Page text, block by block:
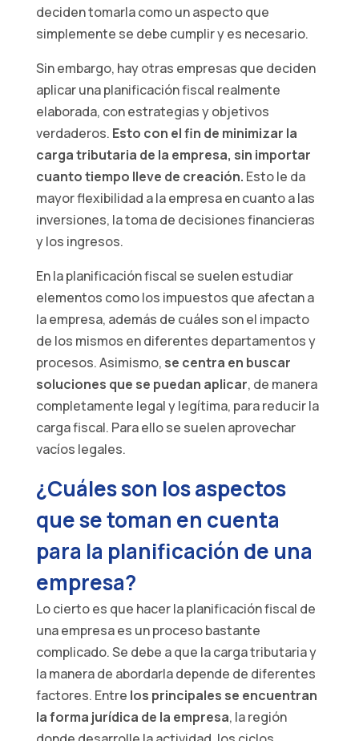
deciden tomarla como un aspecto que
simplemente se debe cumplir y es necesario.
Sin embargo, hay otras empresas que deciden
aplicar una planificación fiscal realmente
elaborada, con estrategias y objetivos
verdaderos. Esto con el fin de minimizar la
carga tributaria de la empresa, sin importar
cuanto tiempo lleve de creación. Esto le da
mayor flexibilidad a la empresa en cuanto a las
inversiones, la toma de decisiones financieras
y los ingresos.
En la planificación fiscal se suelen estudiar
elementos como los impuestos que afectan a
la empresa, además de cuáles son el impacto
de los mismos en diferentes departamentos y
procesos. Asimismo, se centra en buscar
soluciones que se puedan aplicar, de manera
completamente legal y legítima, para reducir la
carga fiscal. Para ello se suelen aprovechar
vacíos legales.
¿Cuáles son los aspectos
que se toman en cuenta
para la planificación de una
empresa?
Lo cierto es que hacer la planificación fiscal de
una empresa es un proceso bastante
complicado. Se debe a que la carga tributaria y
la manera de abordarla depende de diferentes
factores. Entre los principales se encuentran
la forma jurídica de la empresa, la región